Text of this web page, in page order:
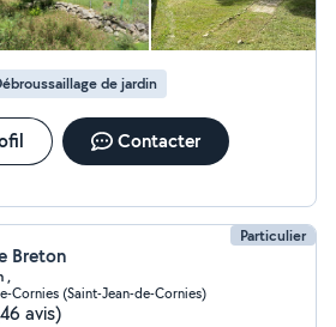
de jardin
Contacter
Particulier
Breton
,
Cornies (Saint-Jean-de-Cornies)
avis)